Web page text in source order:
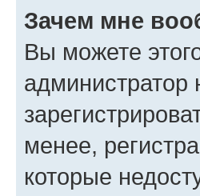
Зачем мне
Вы можете
менее,
которые